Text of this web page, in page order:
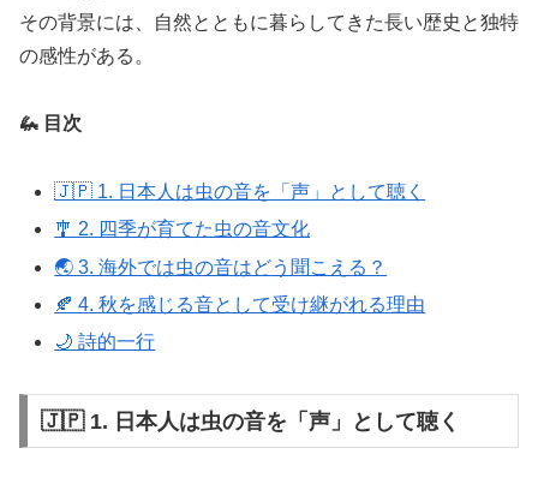
その背景には、自然とともに暮らしてきた長い歴史と独特
の感性がある。
🦗 目次
🇯🇵 1. 日本人は虫の音を「声」として聴く
🎐 2. 四季が育てた虫の音文化
🌏 3. 海外では虫の音はどう聞こえる？
🍂 4. 秋を感じる音として受け継がれる理由
🌙 詩的一行
🇯🇵 1. 日本人は虫の音を「声」として聴く